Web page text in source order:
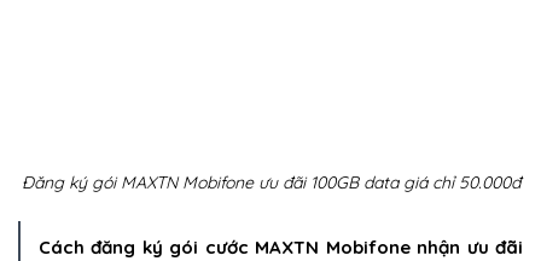
Đăng ký gói MAXTN Mobifone ưu đãi 100GB data giá chỉ 50.000đ
Cách đăng ký gói cước MAXTN Mobifone nhận ưu đãi